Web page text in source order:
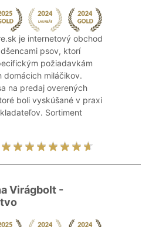
je internetový obchod
psov, ktorí
požiadavkám
domácich miláčikov.
na predaj overených
boli vyskúšané v praxi
Sortiment
Virágbolt -